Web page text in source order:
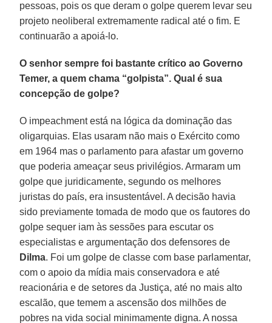
pessoas, pois os que deram o golpe querem levar seu
projeto neoliberal extremamente radical até o fim. E
continuarão a apoiá-lo.
O senhor sempre foi bastante crítico ao Governo
Temer, a quem chama “golpista”. Qual é sua
concepção de golpe?
O impeachment está na lógica da dominação das
oligarquias. Elas usaram não mais o Exército como
em 1964 mas o parlamento para afastar um governo
que poderia ameaçar seus privilégios. Armaram um
golpe que juridicamente, segundo os melhores
juristas do país, era insustentável. A decisão havia
sido previamente tomada de modo que os fautores do
golpe sequer iam às sessões para escutar os
especialistas e argumentação dos defensores de
Dilma. Foi um golpe de classe com base parlamentar,
com o apoio da mídia mais conservadora e até
reacionária e de setores da Justiça, até no mais alto
escalão, que temem a ascensão dos milhões de
pobres na vida social minimamente digna. A nossa